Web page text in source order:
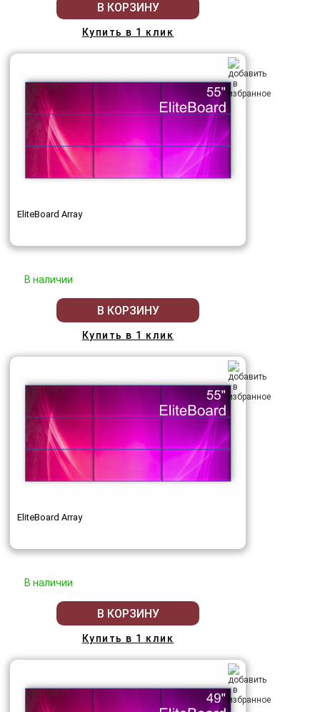
В КОРЗИНУ
Купить в 1 клик
EliteBoard Array
В наличии
В КОРЗИНУ
Купить в 1 клик
EliteBoard Array
В наличии
В КОРЗИНУ
Купить в 1 клик